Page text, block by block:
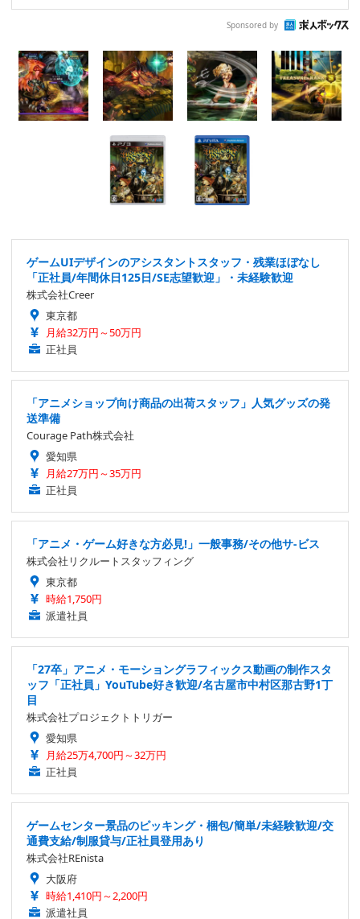
Sponsored by
ゲームUIデザインのアシスタントスタッフ・残業ほぼなし
「正社員/年間休日125日/SE志望歓迎」・未経験歓迎
株式会社Creer
東京都
月給32万円～50万円
正社員
「アニメショップ向け商品の出荷スタッフ」人気グッズの発
送準備
Courage Path株式会社
愛知県
月給27万円～35万円
正社員
「アニメ・ゲーム好きな方必見!」一般事務/その他サ-ビス
株式会社リクルートスタッフィング
東京都
時給1,750円
派遣社員
「27卒」アニメ・モーショングラフィックス動画の制作スタ
ッフ「正社員」YouTube好き歓迎/名古屋市中村区那古野1丁
目
株式会社プロジェクトトリガー
愛知県
月給25万4,700円～32万円
正社員
ゲームセンター景品のピッキング・梱包/簡単/未経験歓迎/交
通費支給/制服貸与/正社員登用あり
株式会社REnista
大阪府
時給1,410円～2,200円
派遣社員